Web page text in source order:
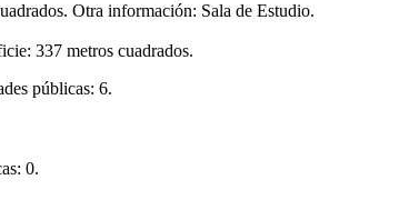
Otra información: Sala de Estudio.
337 metros cuadrados.
públicas: 6.
0.